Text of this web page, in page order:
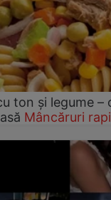
ton și legume –
Mâncăruri